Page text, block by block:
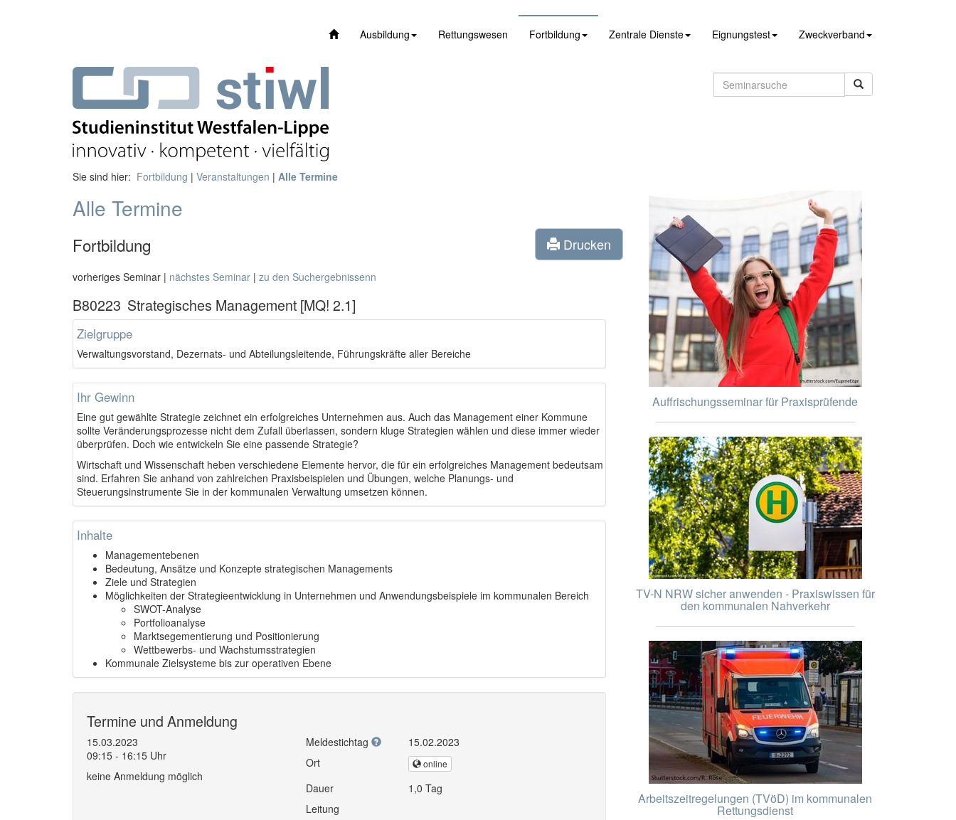
Ausbildung Rettungswesen Fortbildung Zentrale Dienste Eignungstest Zweckverband
Sie sind hier: Fortbildung | Veranstaltungen | Alle Termine
Alle Termine
Fortbildung Drucken
vorheriges Seminar | nächstes Seminar | zu den Suchergebnissenn
B80223 Strategisches Management [MQ! 2.1]
Zielgruppe
Verwaltungsvorstand, Dezernats- und Abteilungsleitende, Führungskräfte aller Bereiche
Ihr Gewinn
Eine gut gewählte Strategie zeichnet ein erfolgreiches Unternehmen aus. Auch das Management einer Kommune
sollte Veränderungsprozesse nicht dem Zufall überlassen, sondern kluge Strategien wählen und diese immer wieder
überprüfen. Doch wie entwickeln Sie eine passende Strategie?
Wirtschaft und Wissenschaft heben verschiedene Elemente hervor, die für ein erfolgreiches Management bedeutsam
sind. Erfahren Sie anhand von zahlreichen Praxisbeispielen und Übungen, welche Planungs- und
Steuerungsinstrumente Sie in der kommunalen Verwaltung umsetzen können.
Inhalte
Managementebenen
Bedeutung, Ansätze und Konzepte strategischen Managements
Ziele und Strategien
Möglichkeiten der Strategieentwicklung in Unternehmen und Anwendungsbeispiele im kommunalen Bereich
SWOT-Analyse
Portfolioanalyse
Marktsegementierung und Positionierung
Wettbewerbs- und Wachstumsstrategien
Kommunale Zielsysteme bis zur operativen Ebene
Termine und Anmeldung
15.03.2023
09:15 - 16:15 Uhr
keine Anmeldung möglich
Meldestichtag
15.02.2023
Ort
online
Dauer
1,0 Tag
Leitung
Auffrischungsseminar für Praxisprüfende
TV-N NRW sicher anwenden - Praxiswissen für
den kommunalen Nahverkehr
Arbeitszeitregelungen (TVöD) im kommunalen
Rettungsdienst